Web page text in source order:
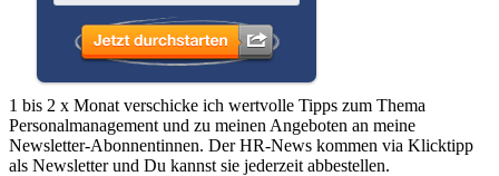
1 bis 2 x Monat verschicke ich wertvolle Tipps zum Thema
Personalmanagement und zu meinen Angeboten an meine
Newsletter-Abonnentinnen. Der HR-News kommen via Klicktipp
als Newsletter und Du kannst sie jederzeit abbestellen.